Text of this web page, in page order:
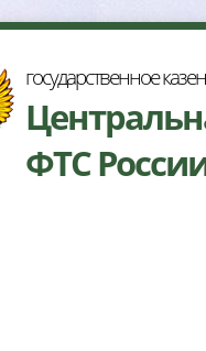
осударственное
ФТС